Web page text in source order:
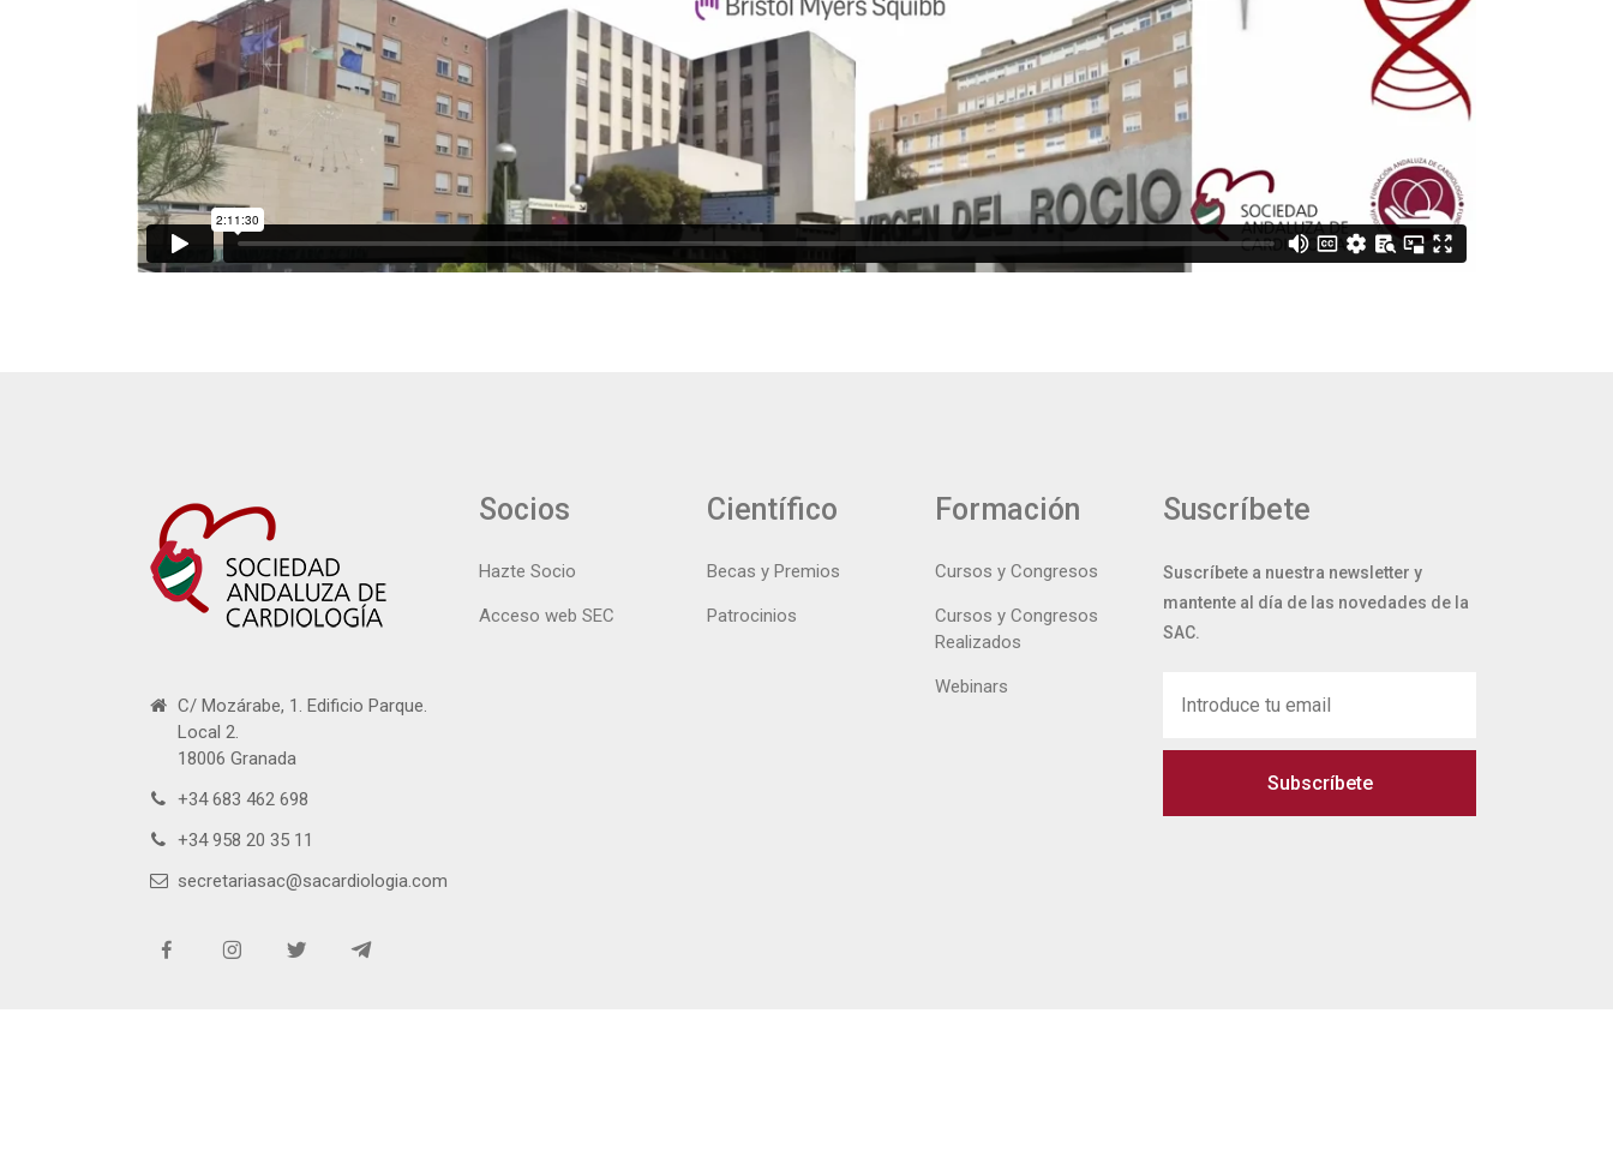
C/ Mozárabe, 1. Edificio Parque.
Local 2.
18006 Granada
+34 683 462 698
+34 958 20 35 11
secretariasac@sacardiologia.com
Socios
Hazte Socio
Acceso web SEC
Científico
Becas y Premios
Patrocinios
Formación
Cursos y Congresos
Cursos y Congresos
Realizados
Webinars
Suscríbete
Suscríbete a nuestra newsletter y
mantente al día de las novedades de la
SAC.
Subscríbete